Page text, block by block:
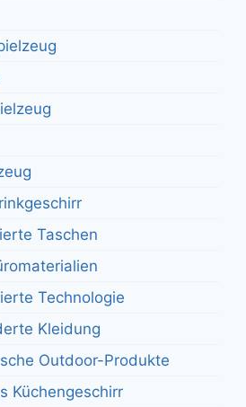
Taschen
Technologie
Kleidung
Outdoor-Produkte
Küchengeschirr